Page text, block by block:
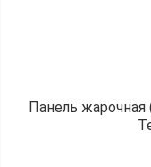
Панель жарочная